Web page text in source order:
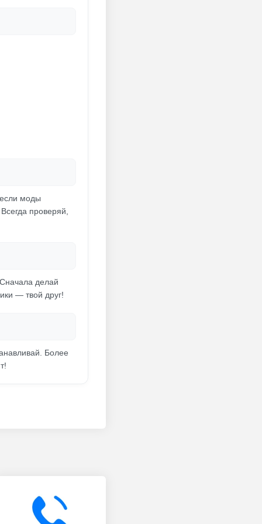
моды
проверяй,
делай
— твой друг!
Более